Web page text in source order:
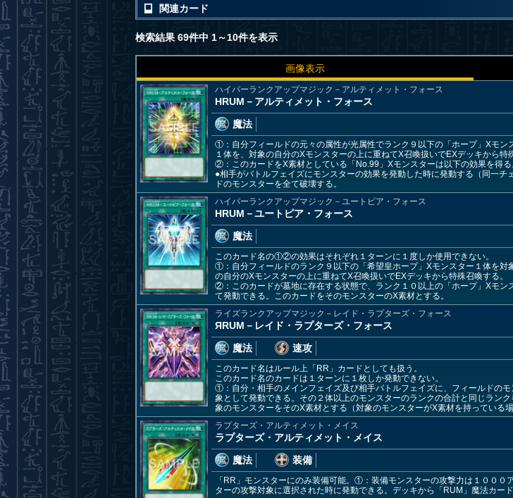
関連カード
検索結果 69件中 1～10件を表示
画像表示
ハイパーランクアップマジック－アルティメット・フォース
HRUM－アルティメット・フォース
魔法
①：自分フィールドの元々の属性が光属性でランク９以下の「ホープ」Xモ
１体を、対象の自分のXモンスターの上に重ねてX召喚扱いでEXデッキから特
②：このカードをX素材としている「No.99」Xモンスターは以下の効果を得る
●相手がバトルフェイズにモンスターの効果を発動した時に発動する（同一
ドのモンスターを全て破壊する。
ハイパーランクアップマジック－ユートピア・フォース
HRUM－ユートピア・フォース
魔法
このカード名の①②の効果はそれぞれ１ターンに１度しか使用できない。
①：自分フィールドのランク９以下の「希望皇ホープ」Xモンスター１体を
の自分のXモンスターの上に重ねてX召喚扱いでEXデッキから特殊召喚する。
②：このカードが墓地に存在する状態で、ランク１０以上の「ホープ」Xモ
て発動できる。このカードをそのモンスターのX素材とする。
ライズランクアップマジック－レイド・ラプターズ・フォース
ЯRUM－レイド・ラプターズ・フォース
魔法
速攻
このカード名はルール上「RR」カードとしても扱う。
このカード名のカードは１ターンに１枚しか発動できない。
①：自分・相手のメインフェイズ及び相手バトルフェイズに、フィールドの
象として発動できる。その２体以上のモンスターのランクの合計と同じラン
象のモンスターをそのX素材とする（対象のモンスターがX素材を持っている
ラプターズ・アルティメット・メイス
ラプターズ・アルティメット・メイス
魔法
装備
「RR」モンスターにのみ装備可能。①：装備モンスターの攻撃力は１００
ターの攻撃対象に選択された時に発動できる。デッキから「RUM」魔法カー